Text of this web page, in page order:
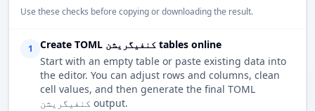
Use these checks before copying or downloading the result.
1
Create TOML کنفیگریشن tables online
Start with an empty table or paste existing data into
the editor. You can adjust rows and columns, clean
cell values, and then generate the final TOML
کنفیگریشن output.